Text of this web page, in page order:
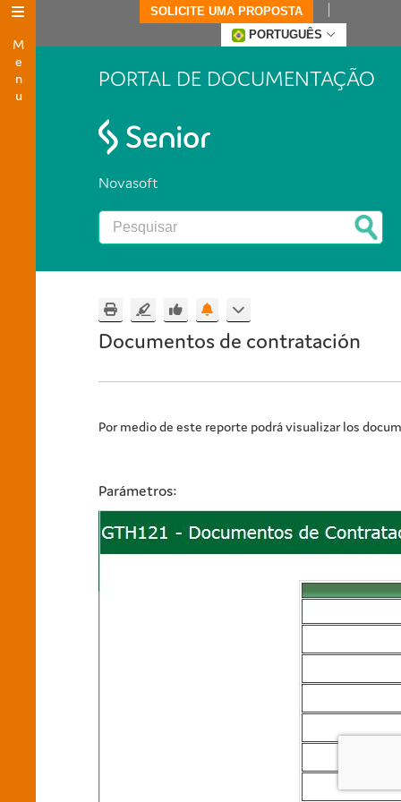
Menu
SOLICITE UMA PROPOSTA
PORTUGUÊS
PORTAL DE DOCUMENTAÇÃO
Novasoft
Documentos de contratación
Por medio de este reporte podrá visualizar los
Parámetros: